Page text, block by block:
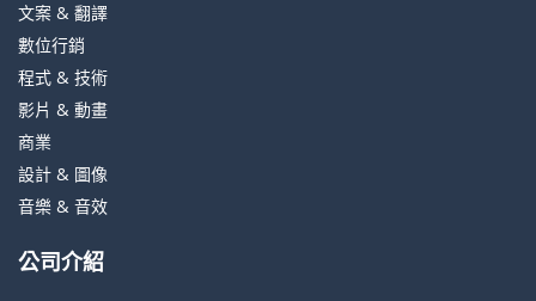
文案 & 翻譯
數位行銷
程式 & 技術
影片 & 動畫
商業
設計 & 圖像
音樂 & 音效
公司介紹